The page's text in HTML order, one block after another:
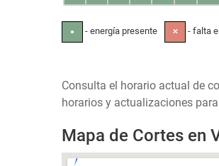
● - energía presente ✕ - falta
Consulta el horario actual de
horarios y actualizaciones
Mapa de Cortes en